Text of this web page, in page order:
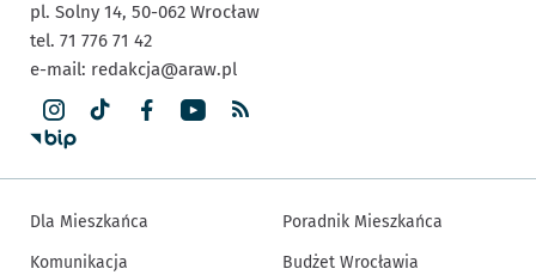
pl. Solny 14, 50-062 Wrocław
tel. 71 776 71 42
e-mail: redakcja@araw.pl
Dla Mieszkańca
Komunikacja
Poradnik Mieszkańca
Budżet Wrocławia